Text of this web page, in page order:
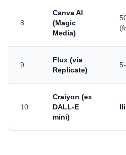
8
Canva AI
(Magic
Media)
9
Flux (vía
Replicate)
10
Craiyon (ex
DALL-E
mini)